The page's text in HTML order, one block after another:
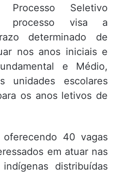
Seletivo
processo visa a
determinado de
nos anos iniciais e
e Médio,
unidades escolares
os anos letivos de
40 vagas
em atuar nas
distribuídas